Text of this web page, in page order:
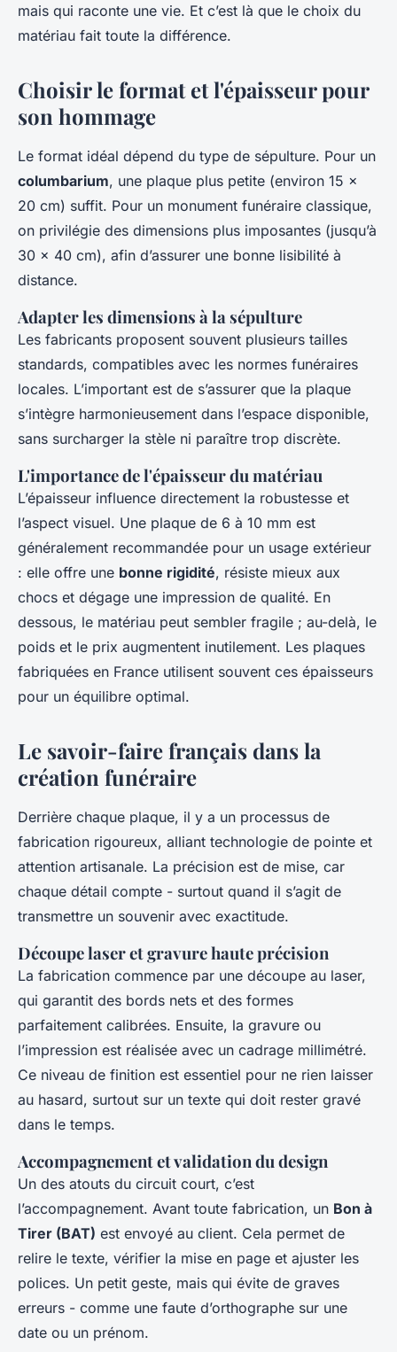
mais qui raconte une vie. Et c’est là que le choix du
matériau fait toute la différence.
Choisir le format et l'épaisseur pour
son hommage
Le format idéal dépend du type de sépulture. Pour un
columbarium, une plaque plus petite (environ 15 x
20 cm) suffit. Pour un monument funéraire classique,
on privilégie des dimensions plus imposantes (jusqu’à
30 x 40 cm), afin d’assurer une bonne lisibilité à
distance.
Adapter les dimensions à la sépulture
Les fabricants proposent souvent plusieurs tailles
standards, compatibles avec les normes funéraires
locales. L’important est de s’assurer que la plaque
s’intègre harmonieusement dans l’espace disponible,
sans surcharger la stèle ni paraître trop discrète.
L'importance de l'épaisseur du matériau
L’épaisseur influence directement la robustesse et
l’aspect visuel. Une plaque de 6 à 10 mm est
généralement recommandée pour un usage extérieur
: elle offre une bonne rigidité, résiste mieux aux
chocs et dégage une impression de qualité. En
dessous, le matériau peut sembler fragile ; au-delà, le
poids et le prix augmentent inutilement. Les plaques
fabriquées en France utilisent souvent ces épaisseurs
pour un équilibre optimal.
Le savoir-faire français dans la
création funéraire
Derrière chaque plaque, il y a un processus de
fabrication rigoureux, alliant technologie de pointe et
attention artisanale. La précision est de mise, car
chaque détail compte - surtout quand il s’agit de
transmettre un souvenir avec exactitude.
Découpe laser et gravure haute précision
La fabrication commence par une découpe au laser,
qui garantit des bords nets et des formes
parfaitement calibrées. Ensuite, la gravure ou
l’impression est réalisée avec un cadrage millimétré.
Ce niveau de finition est essentiel pour ne rien laisser
au hasard, surtout sur un texte qui doit rester gravé
dans le temps.
Accompagnement et validation du design
Un des atouts du circuit court, c’est
l’accompagnement. Avant toute fabrication, un Bon à
Tirer (BAT) est envoyé au client. Cela permet de
relire le texte, vérifier la mise en page et ajuster les
polices. Un petit geste, mais qui évite de graves
erreurs - comme une faute d’orthographe sur une
date ou un prénom.